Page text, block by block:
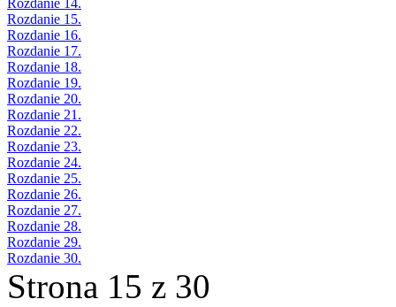
Rozdanie 14.
Rozdanie 15.
Rozdanie 16.
Rozdanie 17.
Rozdanie 18.
Rozdanie 19.
Rozdanie 20.
Rozdanie 21.
Rozdanie 22.
Rozdanie 23.
Rozdanie 24.
Rozdanie 25.
Rozdanie 26.
Rozdanie 27.
Rozdanie 28.
Rozdanie 29.
Rozdanie 30.
Strona 15 z 30